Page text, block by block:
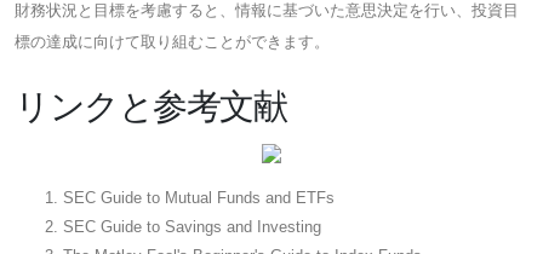
財務状況と目標を考慮すると、情報に基づいた意思決定を行い、投資目
標の達成に向けて取り組むことができます。
リンクと参考文献
SEC Guide to Mutual Funds and ETFs
SEC Guide to Savings and Investing